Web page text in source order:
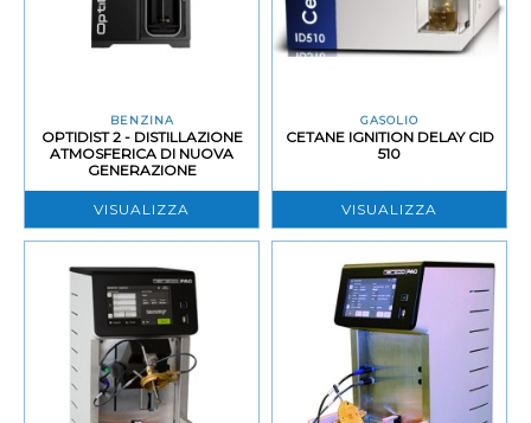
BENZINA
OPTIDIST 2 - DISTILLAZIONE
ATMOSFERICA DI NUOVA
GENERAZIONE
VISUALIZZA
GASOLIO
CETANE IGNITION DELAY CID
510
VISUALIZZA